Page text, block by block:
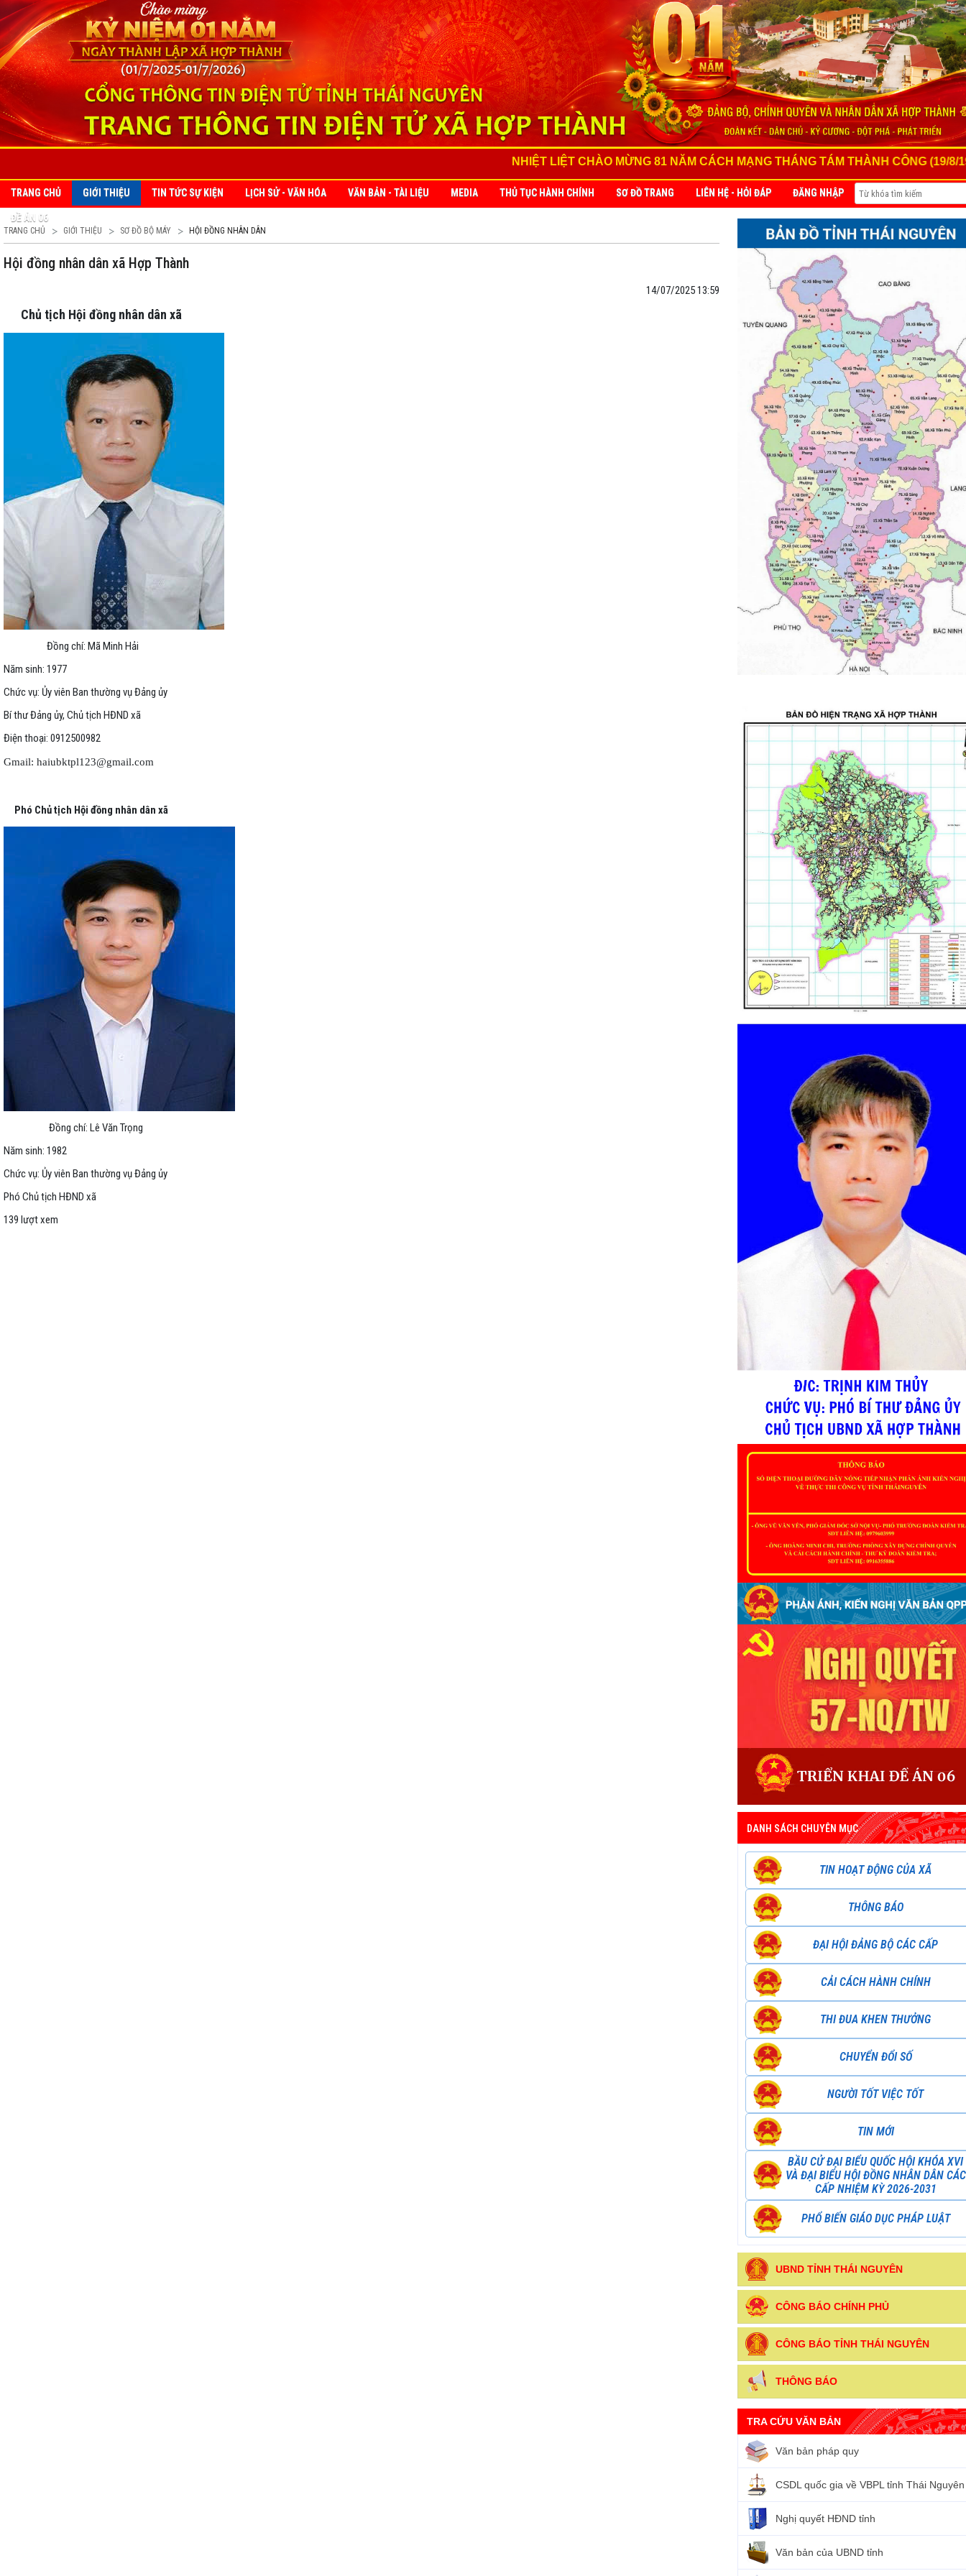
NHIỆT LIỆT CHÀO MỪNG 81 NĂM CÁCH MẠNG THÁNG TÁM THÀNH CÔNG (19/8/1945 - 19/
TRANG CHỦ GIỚI THIỆU TIN TỨC SỰ KIỆN LỊCH SỬ - VĂN HÓA VĂN BẢN - TÀI LIỆU MEDIA THỦ TỤC HÀNH CHÍNH SƠ ĐỒ TRANG LIÊN HỆ - HỎI ĐÁP ĐĂNG NHẬP NGHỊ QUYẾT 57
ĐỀ ÁN 06
TRANG CHỦ GIỚI THIỆU SƠ ĐỒ BỘ MÁY HỘI ĐỒNG NHÂN DÂN
Hội đồng nhân dân xã Hợp Thành
14/07/2025 13:59
Chủ tịch Hội đồng nhân dân xã
Đồng chí: Mã Minh Hải
Năm sinh: 1977
Chức vụ: Ủy viên Ban thường vụ Đảng ủy
Bí thư Đảng ủy, Chủ tịch HĐND xã
Điện thoại: 0912500982
Gmail: haiubktpl123@gmail.com
Phó Chủ tịch Hội đồng nhân dân xã
Đồng chí: Lê Văn Trọng
Năm sinh: 1982
Chức vụ: Ủy viên Ban thường vụ Đảng ủy
Phó Chủ tịch HĐND xã
139 lượt xem
DANH SÁCH CHUYÊN MỤC
TIN HOẠT ĐỘNG CỦA XÃ
THÔNG BÁO
ĐẠI HỘI ĐẢNG BỘ CÁC CẤP
CẢI CÁCH HÀNH CHÍNH
THI ĐUA KHEN THƯỞNG
CHUYỂN ĐỔI SỐ
NGƯỜI TỐT VIỆC TỐT
TIN MỚI
BẦU CỬ ĐẠI BIỂU QUỐC HỘI KHÓA XVI
VÀ ĐẠI BIỂU HỘI ĐỒNG NHÂN DÂN CÁC
CẤP NHIỆM KỲ 2026-2031
PHỔ BIẾN GIÁO DỤC PHÁP LUẬT
UBND TỈNH THÁI NGUYÊN
CÔNG BÁO CHÍNH PHỦ
CÔNG BÁO TỈNH THÁI NGUYÊN
THÔNG BÁO
TRA CỨU VĂN BẢN
Văn bản pháp quy
CSDL quốc gia về VBPL tỉnh Thái Nguyên
Nghị quyết HĐND tỉnh
Văn bản của UBND tỉnh